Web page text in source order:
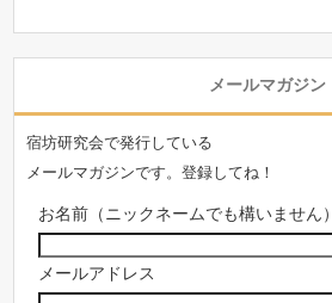
メールマガジン
宿坊研究会で発行している
メールマガジンです。登録してね！
お名前（ニックネームでも構いません）
メールアドレス